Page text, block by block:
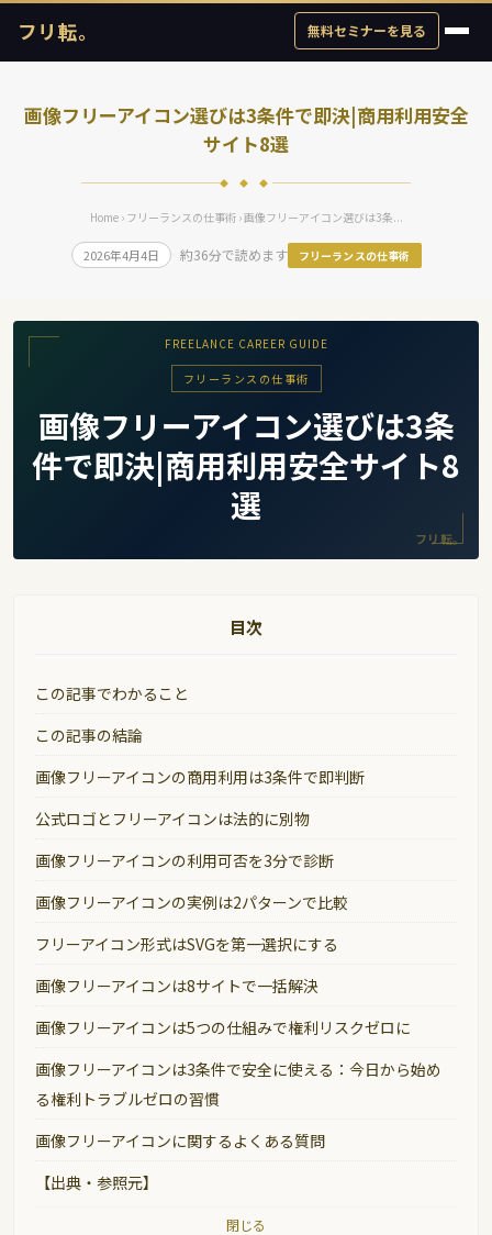
フリ転。 無料セミナーを見る
画像フリーアイコン選びは3条件で即決|商用利用安全
サイト8選
◆ ◆ ◆
Home› フリーランスの仕事術› 画像フリーアイコン選びは3条...
2026年4月4日 約36分で読めます フリーランスの仕事術
FREELANCE CAREER GUIDE
フリーランスの仕事術
画像フリーアイコン選びは3条
件で即決|商用利用安全サイト8
選
フリ転。
目次
この記事でわかること
この記事の結論
画像フリーアイコンの商用利用は3条件で即判断
公式ロゴとフリーアイコンは法的に別物
画像フリーアイコンの利用可否を3分で診断
画像フリーアイコンの実例は2パターンで比較
フリーアイコン形式はSVGを第一選択にする
画像フリーアイコンは8サイトで一括解決
画像フリーアイコンは5つの仕組みで権利リスクゼロに
画像フリーアイコンは3条件で安全に使える：今日から始め
る権利トラブルゼロの習慣
画像フリーアイコンに関するよくある質問
【出典・参照元】
閉じる